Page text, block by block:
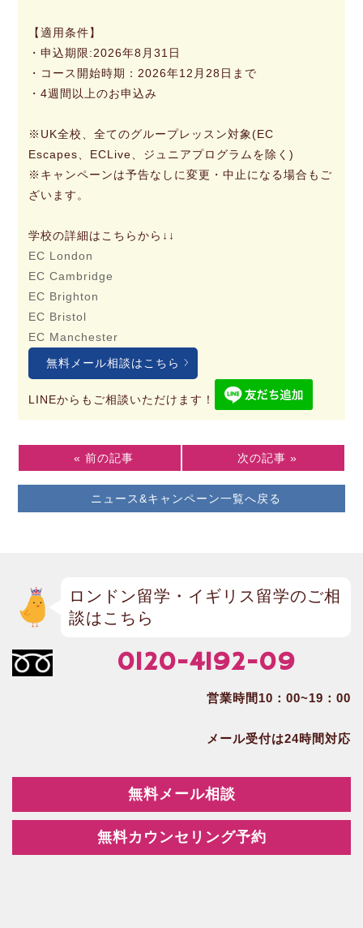
【適用条件】
・申込期限:2026年8月31日
・コース開始時期：2026年12月28日まで
・4週間以上のお申込み
※UK全校、全てのグループレッスン対象(EC
Escapes、ECLive、ジュニアプログラムを除く)
※キャンペーンは予告なしに変更・中止になる場合もご
ざいます。
学校の詳細はこちらから↓↓
EC London
EC Cambridge
EC Brighton
EC Bristol
EC Manchester
無料メール相談はこちら
LINEからもご相談いただけます！
« 前の記事
ニュース&キャンペーン一覧へ戻る
次の記事 »
ロンドン留学・イギリス留学のご相
談はこちら
0120-4192-09
営業時間10：00~19：00
メール受付は24時間対応
無料メール相談
無料カウンセリング予約